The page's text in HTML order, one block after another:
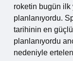
roketin bugün
planlanıyordu.
tarihinin en güçlü
planlanıyordu
nedeniyle